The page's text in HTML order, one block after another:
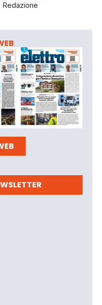
Redazione